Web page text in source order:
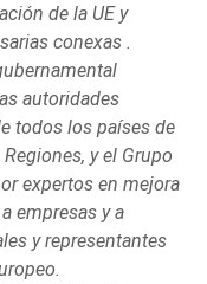
de la UE y
conexas .
autoridades
todos los países de
y el Grupo
expertos en mejora
empresas y a
y representantes